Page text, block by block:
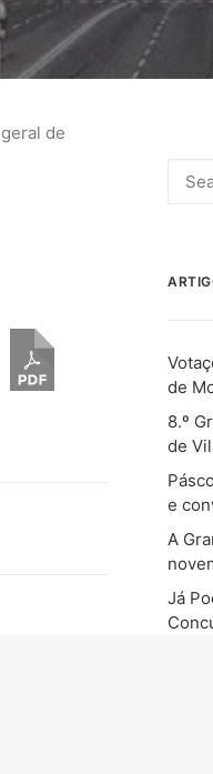
de
de
8.º
de
e
A
Já